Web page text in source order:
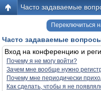
Часто задаваемые
Переключиться
Часто задаваемые
Вход на конференцию и
Почему я не могу войти?
Зачем мне вообще нужно
Почему мне периодически
Как сделать, чтобы я не